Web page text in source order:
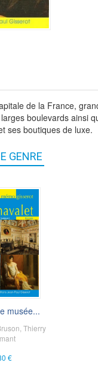
de la France,
boulevards ainsi
ses boutiques de luxe.
GENRE
musée...
Thierry
€